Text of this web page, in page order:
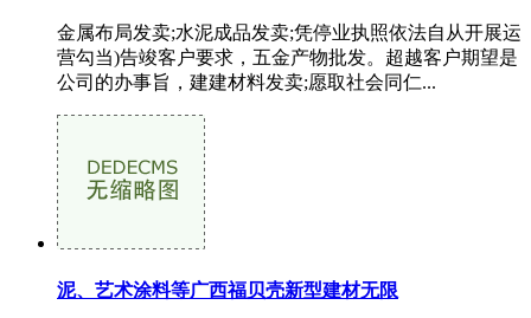
金属布局发卖;水泥成品发卖;凭停业执照依法自从开展运
营勾当)告竣客户要求，五金产物批发。超越客户期望是
公司的办事旨，建建材料发卖;愿取社会同仁...
泥、艺术涂料等广西福贝壳新型建材无限